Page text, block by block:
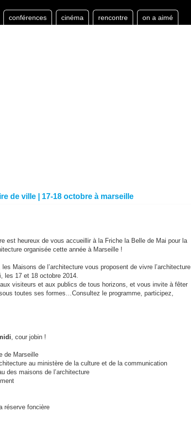
conférences cinéma rencontre on a aimé
de ville | 17-18 octobre à marseille
est heureux de vous accueillir à la Friche la Belle de Mai pour la
organisée cette année à Marseille !
Maisons de l’architecture vous proposent de vivre l’architecture
les 17 et 18 octobre 2014.
visiteurs et aux publics de tous horizons, et vous invite à fêter
toutes ses formes…Consultez le programme, participez,
, cour jobin !
de Marseille
au ministère de la culture et de la communication
des maisons de l’architecture
réserve foncière